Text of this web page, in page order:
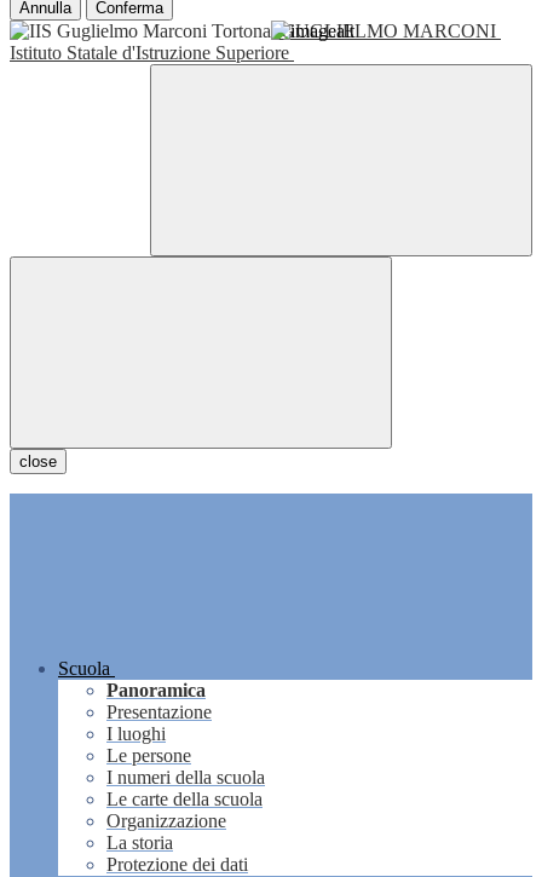
Annulla Conferma
GUGLIELMO MARCONI
Istituto Statale d'Istruzione Superiore
close
Scuola
Panoramica
Presentazione
I luoghi
Le persone
I numeri della scuola
Le carte della scuola
Organizzazione
La storia
Protezione dei dati